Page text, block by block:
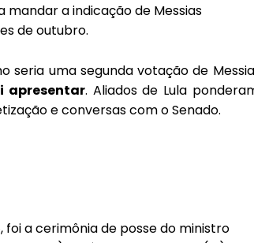
mandar a indicação de Messias
de outubro.
seria uma segunda votação de
apresentar. Aliados de Lula
e conversas com o Senado.
a cerimônia de posse do ministro